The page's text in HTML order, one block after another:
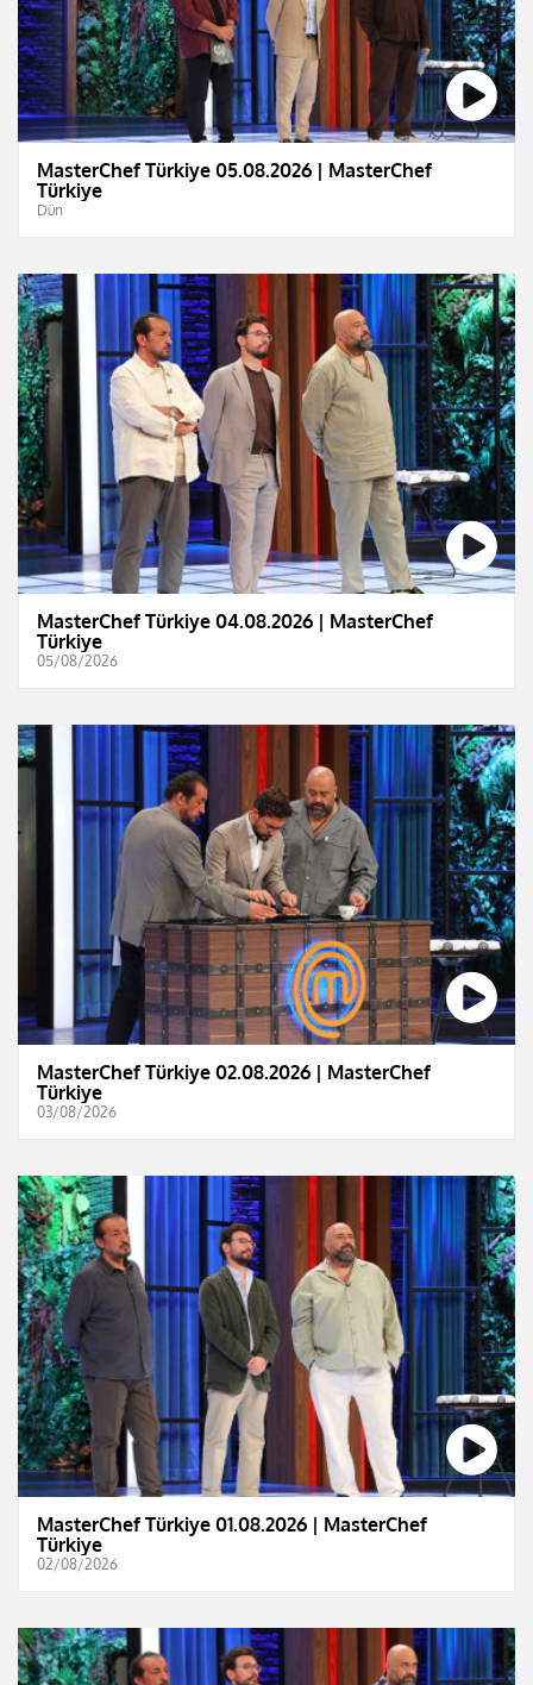
MasterChef Türkiye 05.08.2026 | MasterChef
Türkiye
Dün
MasterChef Türkiye 04.08.2026 | MasterChef
Türkiye
05/08/2026
MasterChef Türkiye 02.08.2026 | MasterChef
Türkiye
03/08/2026
MasterChef Türkiye 01.08.2026 | MasterChef
Türkiye
02/08/2026